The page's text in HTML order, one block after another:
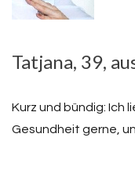
Tatjana, 39,
Kurz und bündig: Ich
Gesundheit gerne,